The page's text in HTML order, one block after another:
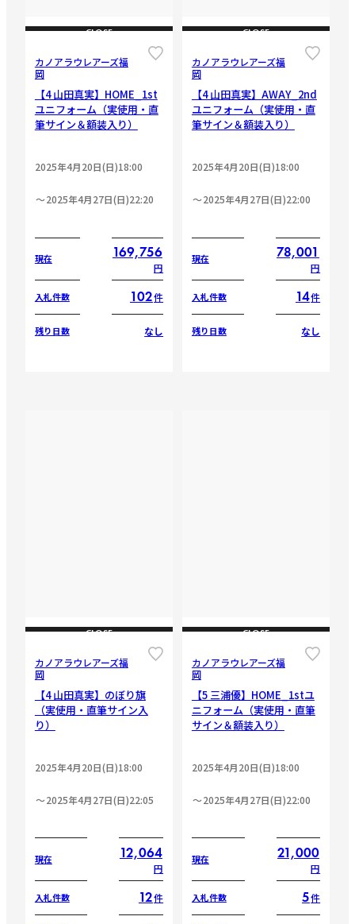
CLOSE
カノアラウレアーズ福
岡
【4 山田真実】HOME_1st
ユニフォーム（実使用・直
筆サイン＆額装入り）
2025年4月20日(日)18:00
2025年4月27日(日)22:20
現在 169,756
円
入札件数 102件
残り日数 なし
CLOSE
カノアラウレアーズ福
岡
【4 山田真実】AWAY_2nd
ユニフォーム（実使用・直
筆サイン＆額装入り）
2025年4月20日(日)18:00
2025年4月27日(日)22:00
現在 78,001
円
入札件数 14件
残り日数 なし
CLOSE
カノアラウレアーズ福
岡
【4 山田真実】のぼり旗
（実使用・直筆サイン入
り）
2025年4月20日(日)18:00
2025年4月27日(日)22:05
現在 12,064
円
入札件数 12件
CLOSE
カノアラウレアーズ福
岡
【5 三浦優】HOME_1stユ
ニフォーム（実使用・直筆
サイン＆額装入り）
2025年4月20日(日)18:00
2025年4月27日(日)22:00
現在 21,000
円
入札件数 5件